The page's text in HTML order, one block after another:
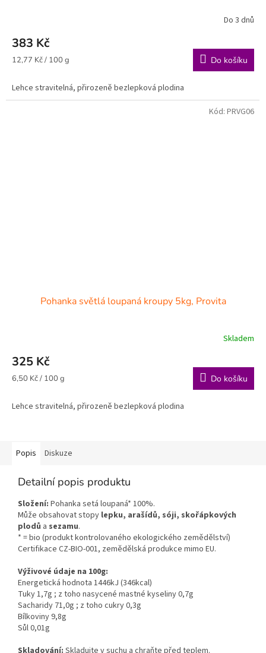
Do 3 dnů
383 Kč
Měrná
12,77 Kč / 100 g Do košíku
Lehce stravitelná, přirozeně bezlepková plodina
Pohanka světlá loupaná kroupy 5kg, Provita
Skladem
325 Kč
Měrná
6,50 Kč / 100 g Do košíku
Lehce stravitelná, přirozeně bezlepková plodina
Kód: PRVG06
Popis Diskuze
Detailní popis produktu
Složení: Pohanka setá loupaná* 100%.
Může obsahovat stopy lepku, arašídů, sóji, skořápkových
plodů a sezamu.
* = bio (produkt kontrolovaného ekologického zemědělství)
Certifikace CZ-BIO-001, zemědělská produkce mimo EU.
Výživové údaje na 100g:
Energetická hodnota 1446kJ (346kcal)
Tuky 1,7g ; z toho nasycené mastné kyseliny 0,7g
Sacharidy 71,0g ; z toho cukry 0,3g
Bílkoviny 9,8g
Sůl 0,01g